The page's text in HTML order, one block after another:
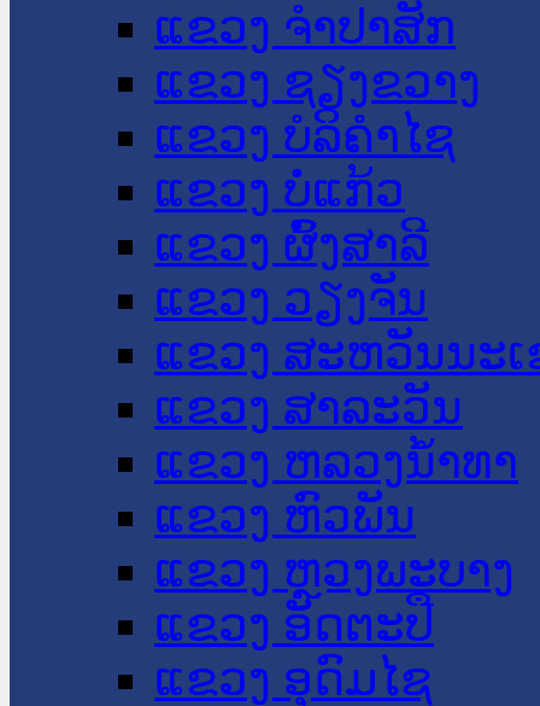
ແຂວງ ຈໍາປາສັກ
ແຂວງ ຊຽງຂວາງ
ແຂວງ ບໍລິຄໍາໄຊ
ແຂວງ ບໍ່ແກ້ວ
ແຂວງ ຜົ້ງສາລີ
ແຂວງ ວຽງຈັນ
ແຂວງ ສະຫວັນນະ
ແຂວງ ສາລະວັນ
ແຂວງ ຫລວງນໍ້າທາ
ແຂວງ ຫົວພັນ
ແຂວງ ຫຼວງພະບາງ
ແຂວງ ອັດຕະປື
ແຂວງ ອຸດົມໄຊ